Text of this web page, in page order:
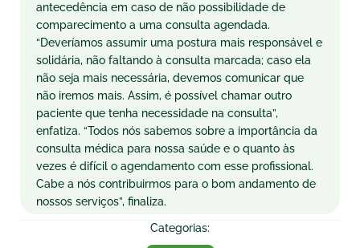
antecedência em caso de não possibilidade de
comparecimento a uma consulta agendada.
“Deveríamos assumir uma postura mais responsável e
solidária, não faltando à consulta marcada; caso ela
não seja mais necessária, devemos comunicar que
não iremos mais. Assim, é possível chamar outro
paciente que tenha necessidade na consulta”,
enfatiza. “Todos nós sabemos sobre a importância da
consulta médica para nossa saúde e o quanto às
vezes é difícil o agendamento com esse profissional.
Cabe a nós contribuirmos para o bom andamento de
nossos serviços”, finaliza.
Categorias: